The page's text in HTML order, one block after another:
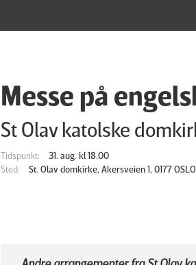
Messe på
St Olav katolske
Tidspunkt:
31. aug. kl 18.00
Sted:
St. Olav domkirke, Akersveien 1, 0177 OSLO